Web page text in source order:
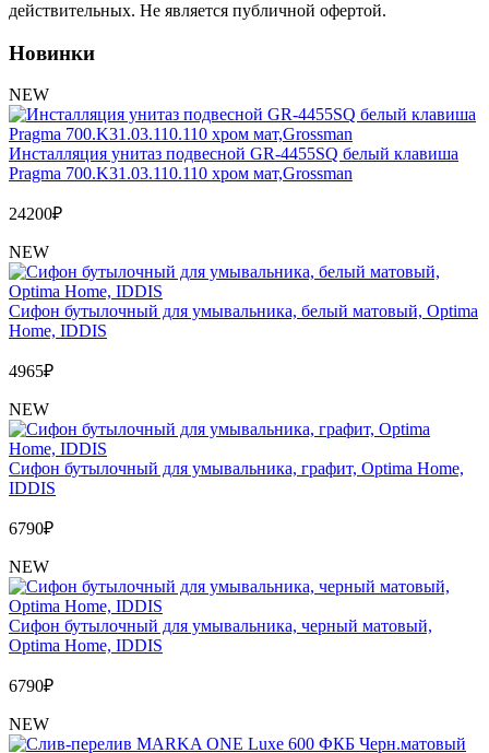
Вакансии
действительных. Не является публичной офертой.
Новинки
NEW
Инсталляция унитаз подвесной GR-4455SQ белый клавиша
Pragma 700.K31.03.110.110 хром мат,Grossman
24200₽
NEW
Сифон бутылочный для умывальника, белый матовый, Optima
Home, IDDIS
4965₽
NEW
Сифон бутылочный для умывальника, графит, Optima Home,
IDDIS
6790₽
NEW
Сифон бутылочный для умывальника, черный матовый,
Optima Home, IDDIS
6790₽
NEW